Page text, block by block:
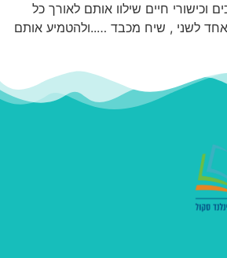
וכישורי חיים שילוו אותם לאורך כל
אחד לשני , שיח מכבד …..ולהטמיע אותם